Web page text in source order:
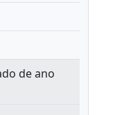
de ano